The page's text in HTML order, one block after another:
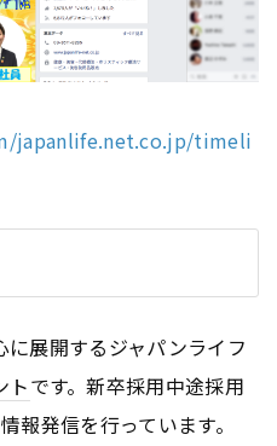
japanlife.net.co.jp/timeli
展開するジャパンライフ
トです。新卒採用中途採用
報発信を行っています。